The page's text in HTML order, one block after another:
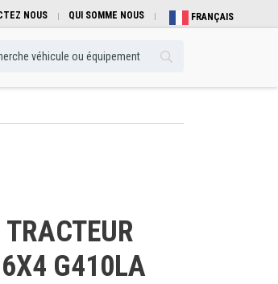
NOUS QUI SOMME NOUS FRANÇAIS
G410LA